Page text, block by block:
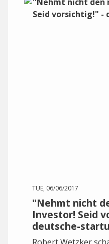
TUE, 06/06/2017
"Nehmt nicht
Investor! Seid
deutsche-